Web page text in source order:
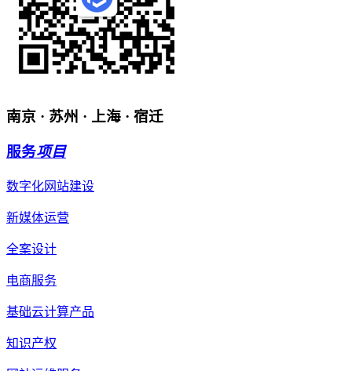
南京 · 苏州 · 上海 · 宿迁
服务项目
数字化网站建设
新媒体运营
全案设计
电商服务
基础云计算产品
知识产权